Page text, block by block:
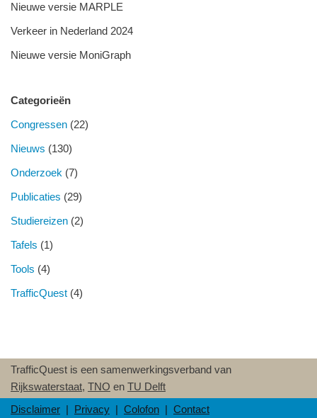
Nieuwe versie MARPLE
Verkeer in Nederland 2024
Nieuwe versie MoniGraph
Categorieën
Congressen (22)
Nieuws (130)
Onderzoek (7)
Publicaties (29)
Studiereizen (2)
Tafels (1)
Tools (4)
TrafficQuest (4)
TrafficQuest is een samenwerkingsverband van
Rijkswaterstaat, TNO en TU Delft
Disclaimer | Privacy | Colofon | Contact